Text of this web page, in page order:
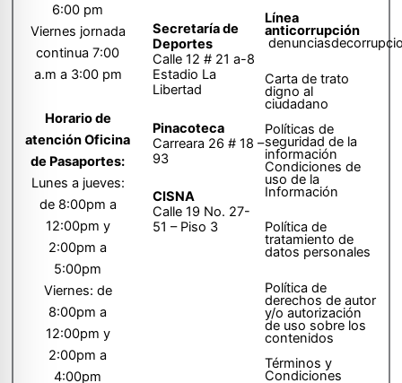
6:00 pm
Viernes jornada
continua 7:00
a.m a 3:00 pm
Horario de
atención Oficina
de Pasaportes:
Lunes a jueves:
de 8:00pm a
12:00pm y
2:00pm a
5:00pm
Viernes: de
8:00pm a
12:00pm y
2:00pm a
4:00pm
Secretaría de
Deportes
Calle 12 # 21 a-8
Estadio La
Libertad
Pinacoteca
Carreara 26 # 18 –
93
CISNA
Calle 19 No. 27-
51 – Piso 3
Línea
anticorrupción
Carta de trato
digno al
ciudadano
Políticas de
seguridad de la
información
Condiciones de
uso de la
Información
Política de
tratamiento de
datos personales
Política de
derechos de autor
y/o autorización
de uso sobre los
contenidos
Términos y
Condiciones